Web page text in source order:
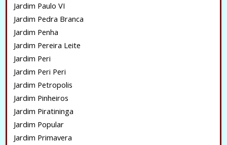
Jardim Paulo VI
Jardim Pedra Branca
Jardim Penha
Jardim Pereira Leite
Jardim Peri
Jardim Peri Peri
Jardim Petropolis
Jardim Pinheiros
Jardim Piratininga
Jardim Popular
Jardim Primavera